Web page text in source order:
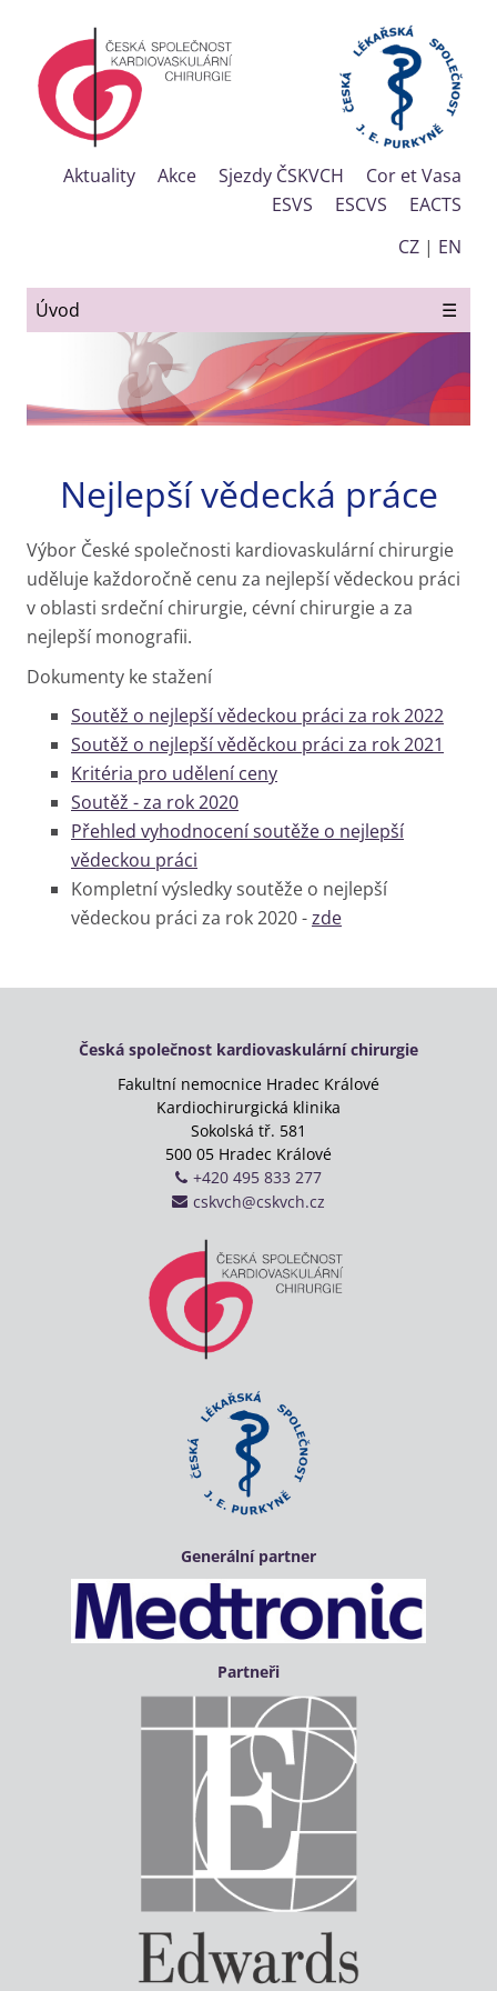
Aktuality Akce Sjezdy ČSKVCH
Cor et Vasa
ESVS
ESCVS
EACTS
CZ | EN
Úvod ☰
Nejlepší vědecká práce
Výbor České společnosti kardiovaskulární chirurgie
uděluje každoročně cenu za nejlepší vědeckou práci
v oblasti srdeční chirurgie, cévní chirurgie a za
nejlepší monografii.
Dokumenty ke stažení
Soutěž o nejlepší vědeckou práci za rok 2022
Soutěž o nejlepší věděckou práci za rok 2021
Kritéria pro udělení ceny
Soutěž - za rok 2020
Přehled vyhodnocení soutěže o nejlepší
vědeckou práci
Kompletní výsledky soutěže o nejlepší
vědeckou práci za rok 2020 -zde
Česká společnost kardiovaskulární chirurgie
Fakultní nemocnice Hradec Králové
Kardiochirurgická klinika
Sokolská tř. 581
500 05 Hradec Králové
+420 495 833 277
cskvch@cskvch.cz
Generální partner
Partneři